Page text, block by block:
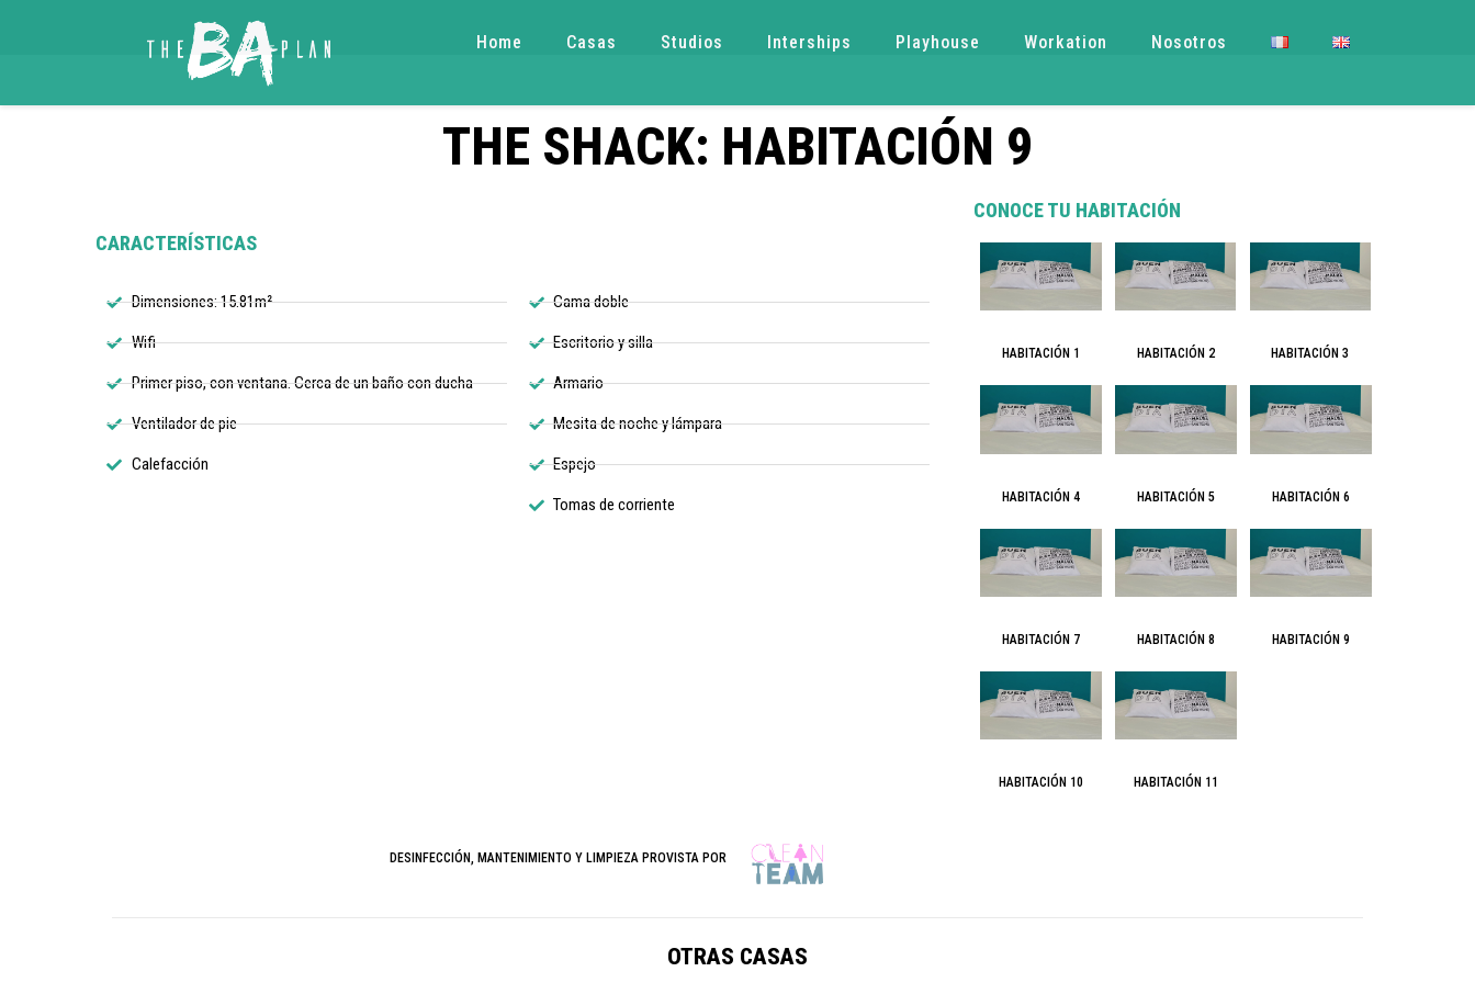
Home Casas Studios Interships Playhouse Workation Nosotros
THE SHACK: HABITACIÓN 9
CARACTERÍSTICAS
Dimensiones: 15.81m²
Wifi
Primer piso, con ventana. Cerca de un baño con ducha
Ventilador de pie
Calefacción
Cama doble
Escritorio y silla
Armario
Mesita de noche y lámpara
Espejo
Tomas de corriente
CONOCE TU HABITACIÓN
HABITACIÓN 1 HABITACIÓN 2 HABITACIÓN 3
HABITACIÓN 4 HABITACIÓN 5 HABITACIÓN 6
HABITACIÓN 7 HABITACIÓN 8 HABITACIÓN 9
HABITACIÓN 10 HABITACIÓN 11
DESINFECCIÓN, MANTENIMIENTO Y LIMPIEZA PROVISTA POR
OTRAS CASAS